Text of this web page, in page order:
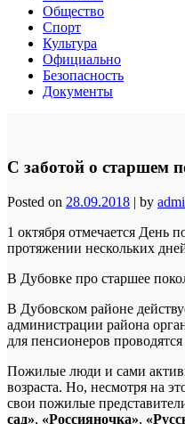
Общество
Спорт
Культура
Официально
Безопасность
Документы
С заботой о старшем
Posted on 28.09.2018 | by
1 октября отмечается День
протяжении нескольких
В Дубовке про старшее
В Дубовском районе
администрации района
для пенсионеров
Пожилые люди и сами
возраста. Но, несмотря на
свои пожилые
сад», «Россияночка»,